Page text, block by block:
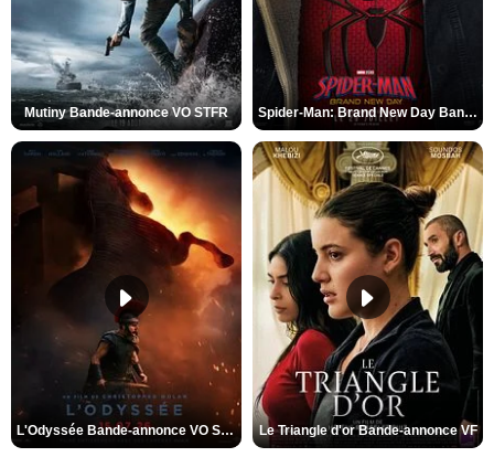
Mutiny Bande-annonce VO STFR Spider-Man: Brand New Day Bande-annonce VO STFR
L'Odyssée Bande-annonce VO STFR Le Triangle d'or Bande-annonce VF